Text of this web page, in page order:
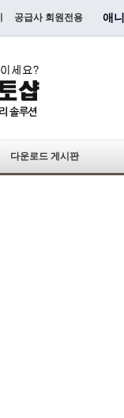
공급사 회원전용 애
다운로드 게시판